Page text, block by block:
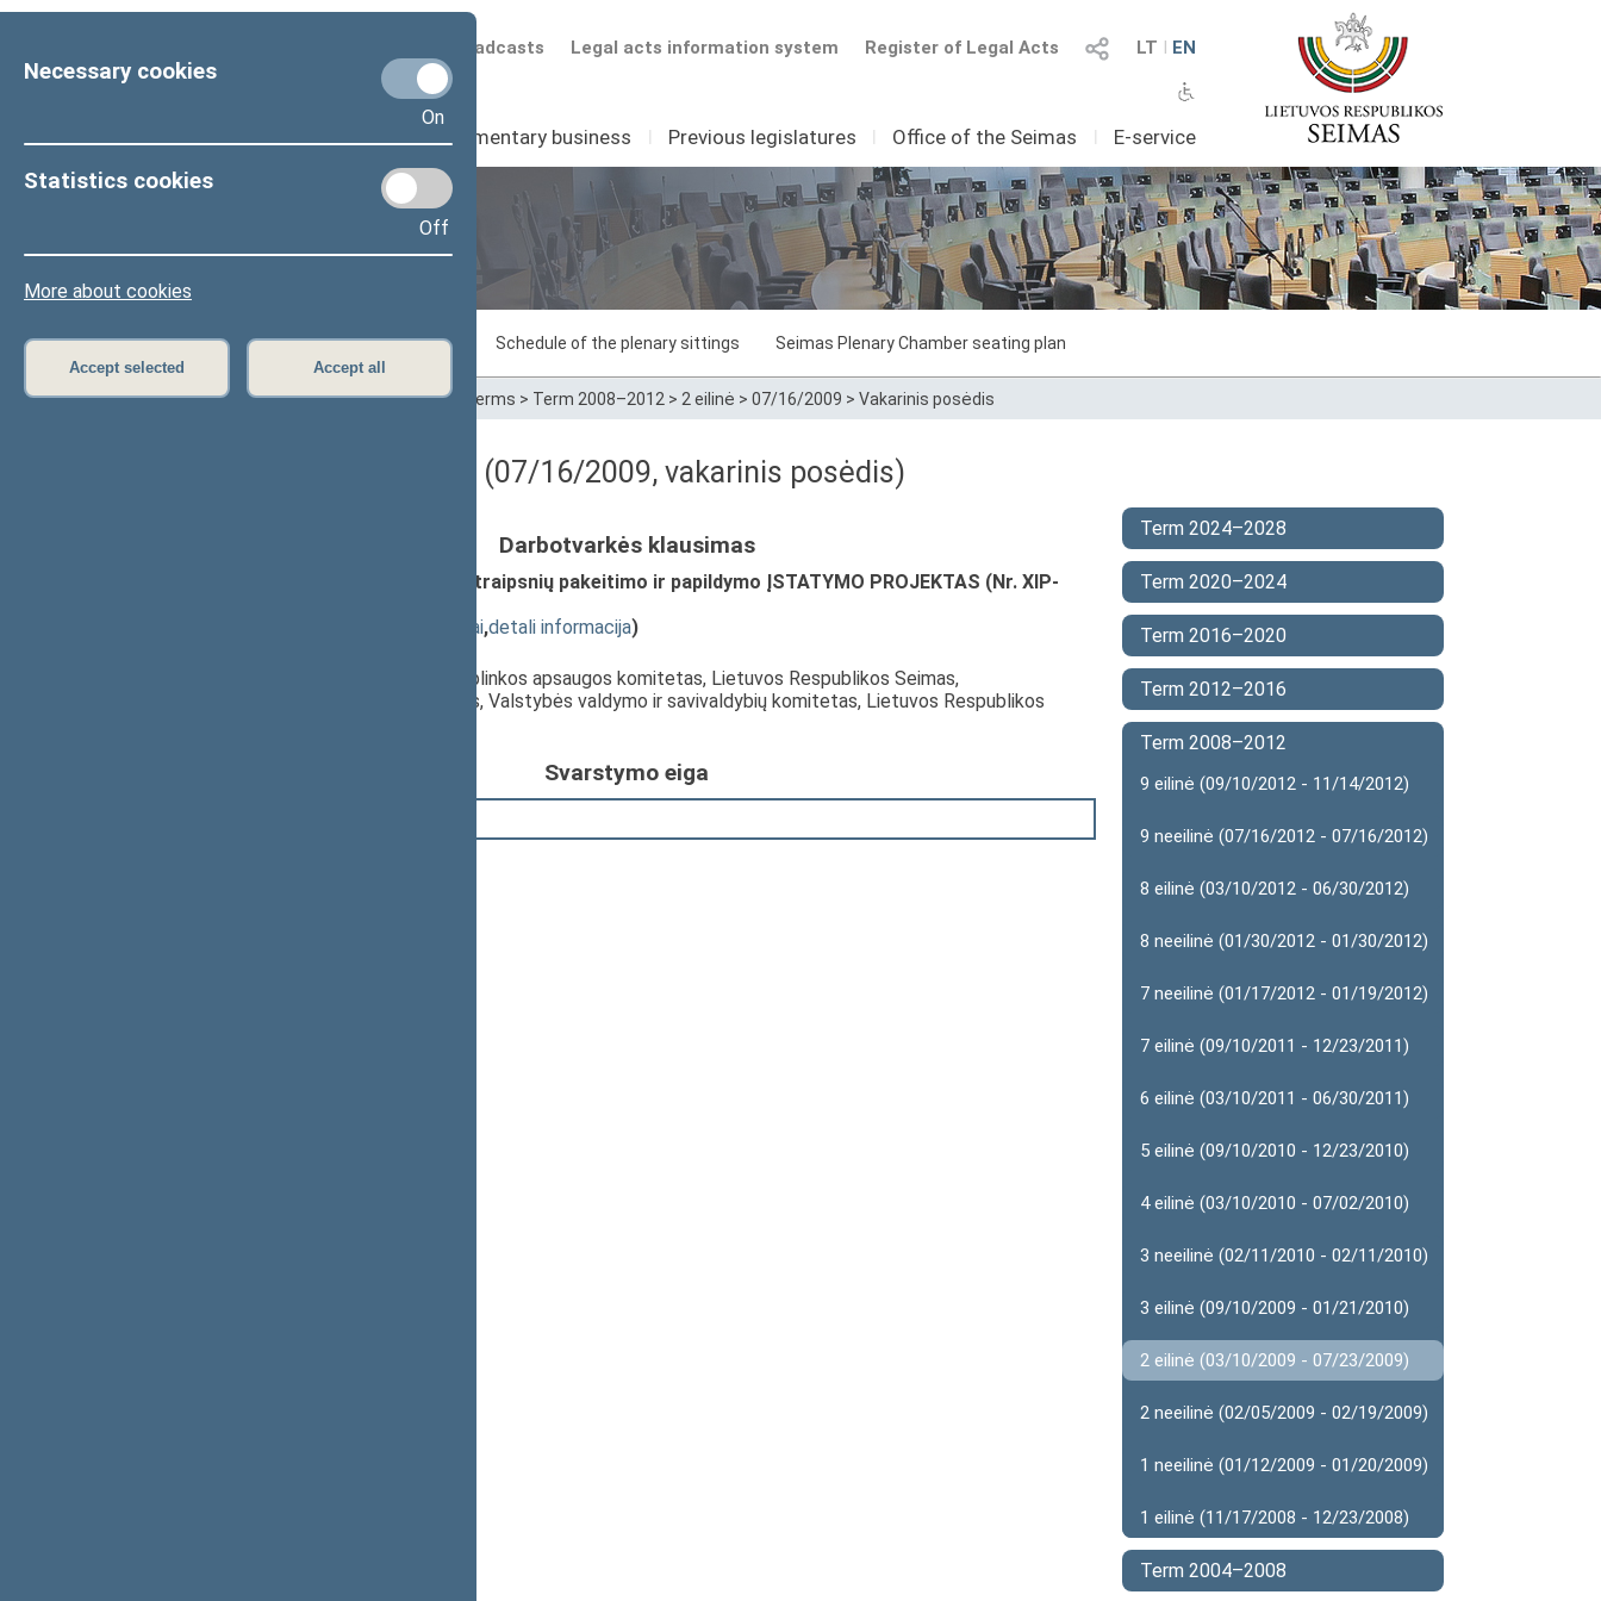
Necessary cookies
On
Statistics cookies
Off
More about cookies
Accept selected Accept all
LT I EN
Register of Legal Acts
Legal acts information system
Scheduled broadcasts
Seimas I Parliamentary business I Previous legislatures I Office of the Seimas I E-service
Sitting in progress Plenary sittings Schedule of the plenary sittings Seimas Plenary Chamber seating plan
Home>Plenary sittings>Parliamentary terms > Term 2008–2012 > 2 eilinė > 07/16/2009 > Vakarinis posėdis
Darbotvarkės klausimas (07/16/2009, vakarinis posėdis)
Darbotvarkės klausimas
Vietos savivaldos įstatymo 16, 29 straipsnių pakeitimo ir papildymo ĮSTATYMO PROJEKTAS (Nr. XIP-
susiję dokumentai,detali informacija)
, Komiteto narys, Aplinkos apsaugos komitetas, Lietuvos Respublikos Seimas,
, Komiteto narys, Valstybės valdymo ir savivaldybių komitetas, Lietuvos Respublikos
Svarstymo eiga
Term 2024–2028
Term 2020–2024
Term 2016–2020
Term 2012–2016
Term 2008–2012
9 eilinė (09/10/2012 - 11/14/2012)
9 neeilinė (07/16/2012 - 07/16/2012)
8 eilinė (03/10/2012 - 06/30/2012)
8 neeilinė (01/30/2012 - 01/30/2012)
7 neeilinė (01/17/2012 - 01/19/2012)
7 eilinė (09/10/2011 - 12/23/2011)
6 eilinė (03/10/2011 - 06/30/2011)
5 eilinė (09/10/2010 - 12/23/2010)
4 eilinė (03/10/2010 - 07/02/2010)
3 neeilinė (02/11/2010 - 02/11/2010)
3 eilinė (09/10/2009 - 01/21/2010)
2 eilinė (03/10/2009 - 07/23/2009)
2 neeilinė (02/05/2009 - 02/19/2009)
1 neeilinė (01/12/2009 - 01/20/2009)
1 eilinė (11/17/2008 - 12/23/2008)
Term 2004–2008